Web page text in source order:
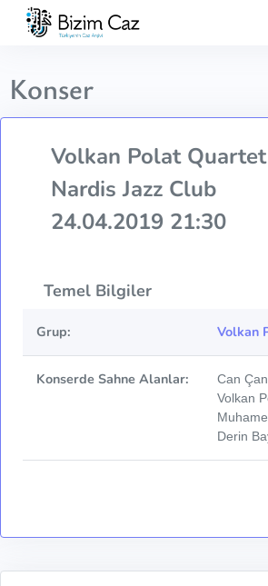
Konser
Volkan Polat Quartet
Nardis Jazz Club
24.04.2019 21:30
Temel Bilgiler
Grup: Volkan
Konserde Sahne Alanlar:
Can
Volkan
Derin